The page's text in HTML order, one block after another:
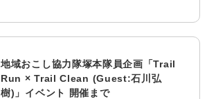
地域おこし協力隊塚本隊員企画「Trail
Run × Trail Clean (Guest:石川弘
樹)」イベント 開催まで